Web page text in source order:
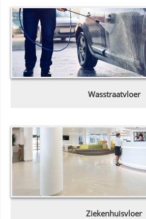
Wasstraatvloer
Ziekenhuisvloer